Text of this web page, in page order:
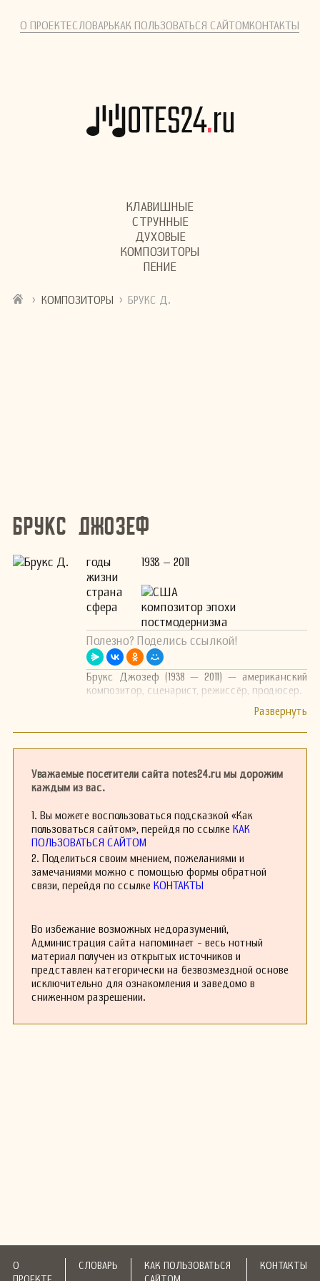
О ПРОЕКТЕСЛОВАРЬКАК ПОЛЬЗОВАТЬСЯ САЙТОМКОНТАКТЫ
КЛАВИШНЫЕ
СТРУННЫЕ
ДУХОВЫЕ
КОМПОЗИТОРЫ
ПЕНИЕ
› КОМПОЗИТОРЫ › БРУКС Д.
Брукс Джозеф
годы
жизни
1938 – 2011
страна
США
сфера
композитор эпохи
постмодернизма
Полезно? Поделись ссылкой!
Брукс Джозеф (1938 — 2011) — американский
композитор, сценарист, режиссёр, продюсер.
Уважаемые посетители сайта notes24.ru мы дорожим
каждым из вас.
1. Вы можете воспользоваться подсказкой «Как
пользоваться сайтом», перейдя по ссылке КАК
ПОЛЬЗОВАТЬСЯ САЙТОМ
2. Поделиться своим мнением, пожеланиями и
замечаниями можно с помощью формы обратной
связи, перейдя по ссылке КОНТАКТЫ
Во избежание возможных недоразумений,
Администрация сайта напоминает - весь нотный
материал получен из открытых источников и
представлен категорически на безвозмездной основе
исключительно для ознакомления и заведомо в
сниженном разрешении.
О
СЛОВАРЬ
КАК ПОЛЬЗОВАТЬСЯ
КОНТАКТЫ